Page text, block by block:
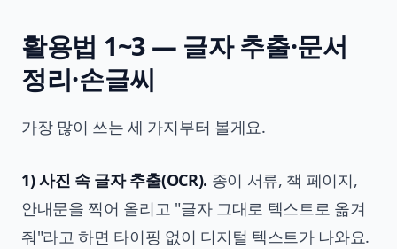
활용법 1~3 — 글자 추출·문서
정리·손글씨
가장 많이 쓰는 세 가지부터 볼게요.
1) 사진 속 글자 추출(OCR). 종이 서류, 책 페이지,
안내문을 찍어 올리고 "글자 그대로 텍스트로 옮겨
줘"라고 하면 타이핑 없이 디지털 텍스트가 나와요.